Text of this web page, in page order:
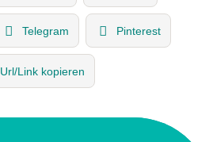
Telegram Pinterest
Url/Link kopieren